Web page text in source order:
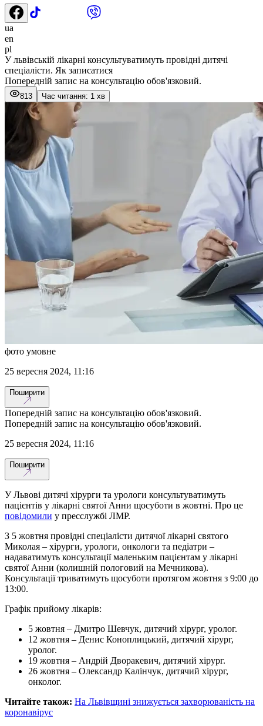
ua
en
pl
У львівській лікарні консультуватимуть провідні дитячі
спеціалісти. Як записатися
Попередній запис на консультацію обов'язковий.
813 Час читання: 1 хв
фото умовне
25 вересня 2024, 11:16
Поширити
Попередній запис на консультацію обов'язковий.
Попередній запис на консультацію обов'язковий.
25 вересня 2024, 11:16
Поширити
У Львові дитячі хірурги та урологи консультуватимуть
пацієнтів у лікарні святої Анни щосуботи в жовтні. Про це
повідомили у пресслужбі ЛМР.
З 5 жовтня провідні спеціалісти дитячої лікарні святого
Миколая – хірурги, урологи, онкологи та педіатри –
надаватимуть консультації маленьким пацієнтам у лікарні
святої Анни (колишній пологовий на Мечникова).
Консультації триватимуть щосуботи протягом жовтня з 9:00 до
13:00.
Графік прийому лікарів:
5 жовтня – Дмитро Шевчук, дитячий хірург, уролог.
12 жовтня – Денис Коноплицький, дитячий хірург,
уролог.
19 жовтня – Андрій Дворакевич, дитячий хірург.
26 жовтня – Олександр Калінчук, дитячий хірург,
онколог.
Читайте також: На Львівщині знижується захворюваність на
коронавірус